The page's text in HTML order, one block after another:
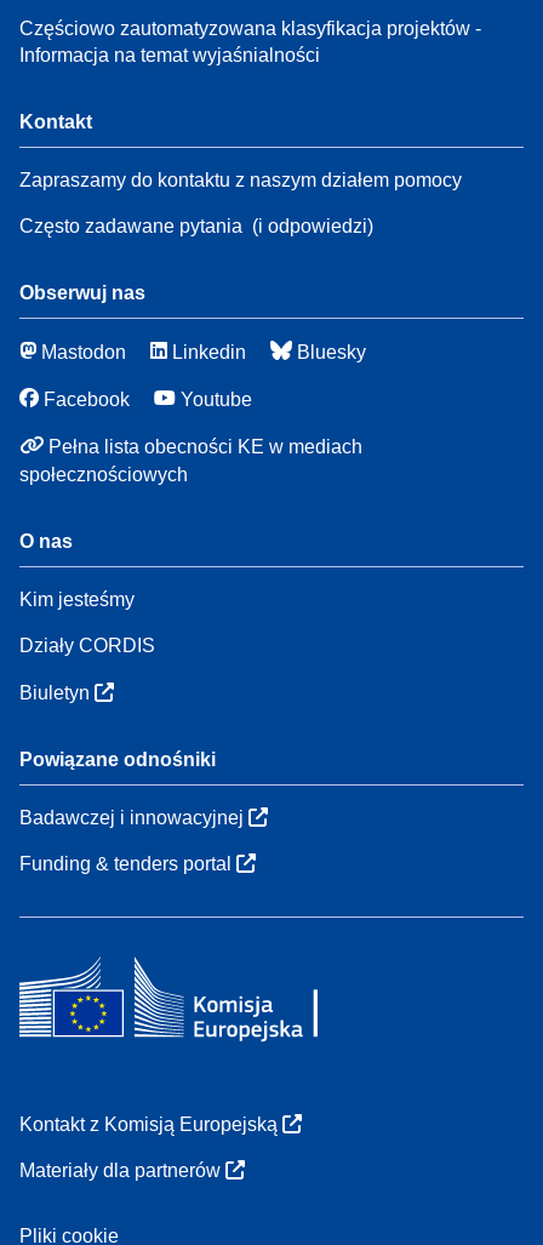
Częściowo zautomatyzowana klasyfikacja projektów -
Informacja na temat wyjaśnialności
Kontakt
Zapraszamy do kontaktu z naszym działem pomocy
Często zadawane pytania (i odpowiedzi)
Obserwuj nas
Mastodon Linkedin Bluesky
Facebook Youtube
Pełna lista obecności KE w mediach
społecznościowych
O nas
Kim jesteśmy
Działy CORDIS
Biuletyn
Powiązane odnośniki
Badawczej i innowacyjnej
Funding & tenders portal
Kontakt z Komisją Europejską
Materiały dla partnerów
Pliki cookie